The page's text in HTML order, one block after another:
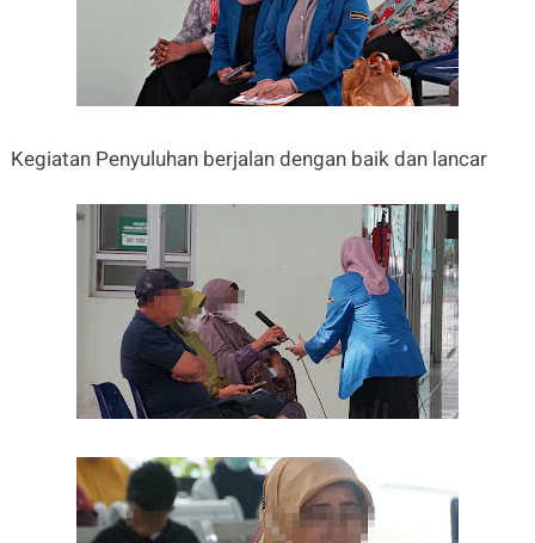
Kegiatan Penyuluhan berjalan dengan baik dan lancar